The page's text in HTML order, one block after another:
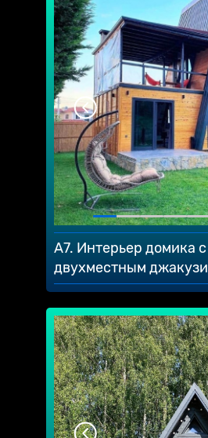
A7. Интерьер домика с
двухместным джакузи